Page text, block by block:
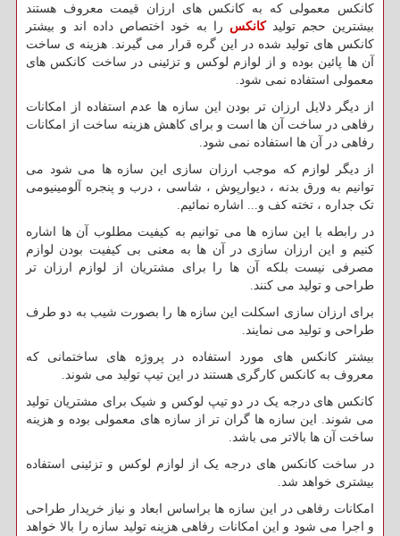
کانکس معمولی که به کانکس های ارزان قیمت معروف هستند
بیشترین حجم تولیدکانکس را به خود اختصاص داده اند و بیشتر
کانکس های تولید شده در این گره قرار می گیرند. هزینه ی ساخت
آن ها پائین بوده و از لوازم لوکس و تزئینی در ساخت کانکس های
معمولی استفاده نمی شود.
از دیگر دلایل ارزان تر بودن این سازه ها عدم استفاده از امکانات
رفاهی در ساخت آن ها است و برای کاهش هزینه ساخت از امکانات
رفاهی در آن ها استفاده نمی شود.
از دیگر لوازم که موجب ارزان سازی این سازه ها می شود می
توانیم به ورق بدنه ، دیوارپوش ، شاسی ، درب و پنجره آلومینیومی
تک جداره ، تخته کف و... اشاره نمائیم.
در رابطه با این سازه ها می توانیم به کیفیت مطلوب آن ها اشاره
کنیم و این ارزان سازی در آن ها به معنی بی کیفیت بودن لوازم
مصرفی نیست بلکه آن ها را برای مشتریان از لوازم ارزان تر
طراحی و تولید می کنند.
برای ارزان سازی اسکلت این سازه ها را بصورت شیب به دو طرف
طراحی و تولید می نمایند.
بیشتر کانکس های مورد استفاده در پروژه های ساختمانی که
معروف به کانکس کارگری هستند در این تیپ تولید می شوند.
کانکس های درجه یک در دو تیپ لوکس و شیک برای مشتریان تولید
می شوند. این سازه ها گران تر از سازه های معمولی بوده و هزینه
ساخت آن ها بالاتر می باشد.
در ساخت کانکس های درجه یک از لوازم لوکس و تزئینی استفاده
بیشتری خواهد شد.
امکانات رفاهی در این سازه ها براساس ابعاد و نیاز خریدار طراحی
و اجرا می شود و این امکانات رفاهی هزینه تولید سازه را بالا خواهد